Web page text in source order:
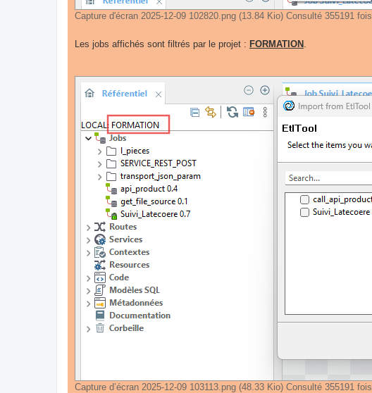
Capture d'écran 2025-12-09 102820.png (13.84 Kio) Consulté 355191 fois
Les jobs affichés sont filtrés par le projet : FORMATION
Capture d’écran 2025-12-09 103113.png (48.33 Kio) Consulté 355191 fois